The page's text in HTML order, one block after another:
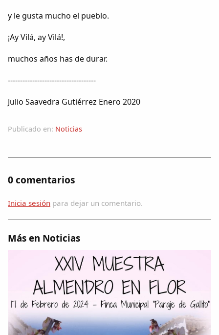
y le gusta mucho el pueblo.
¡Ay Vilá, ay Vilá!,
muchos años has de durar.
------------------------------------
Julio Saavedra Gutiérrez Enero 2020
Publicado en: Noticias
0 comentarios
Inicia sesión para dejar un comentario.
Más en Noticias